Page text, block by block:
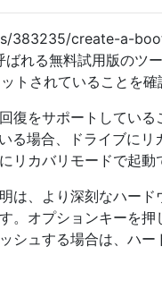
383235/create-a-
れる無料試用版のツー
トされていることを確
復をサポートしている
る場合、ドライブにリ
リカバリモードで起動
は、より深刻なハード
オプションキーを押
シュする場合は、ハー